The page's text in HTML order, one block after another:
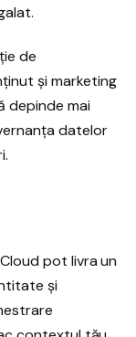
de
și marketing
depinde mai
datelor
pot livra un
și